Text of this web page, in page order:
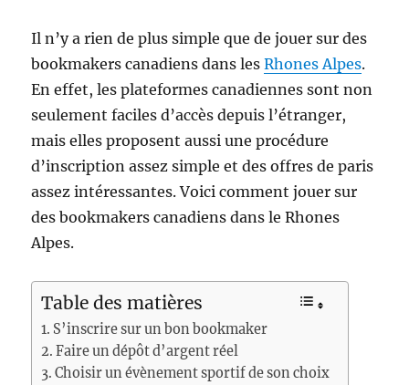
Il n’y a rien de plus simple que de jouer sur des
bookmakers canadiens dans lesRhones Alpes.
En effet, les plateformes canadiennes sont non
seulement faciles d’accès depuis l’étranger,
mais elles proposent aussi une procédure
d’inscription assez simple et des offres de paris
assez intéressantes. Voici comment jouer sur
des bookmakers canadiens dans le Rhones
Alpes.
Table des matières
S’inscrire sur un bon bookmaker
Faire un dépôt d’argent réel
Choisir un évènement sportif de son choix